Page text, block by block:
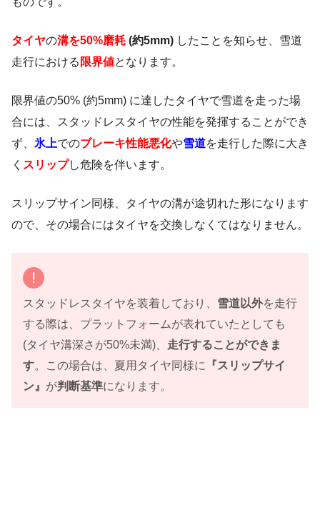
タイヤの溝を50%磨耗 (約5mm) したことを知らせ、雪道
走行における 限界値となります。
限界値の50% (約5mm) に達したタイヤで雪道を走った場
合には、スタッドレスタイヤの性能を発揮することができ
ず、 氷上でのブレーキ性能悪化や雪道を走行した際に大き
く スリップし危険を伴います。
スリップサイン同様、タイヤの溝が途切れた形になります
ので、その場合にはタイヤを交換しなくてはなりません。
スタッドレスタイヤを装着しており、 雪道以外を走行
する際は、プラットフォームが表れていたとしても
(タイヤ溝深さが50%未満)、 走行することができま
す。この場合は、夏用タイヤ同様に
『スリップサイ
ン』 が判断基準になります。